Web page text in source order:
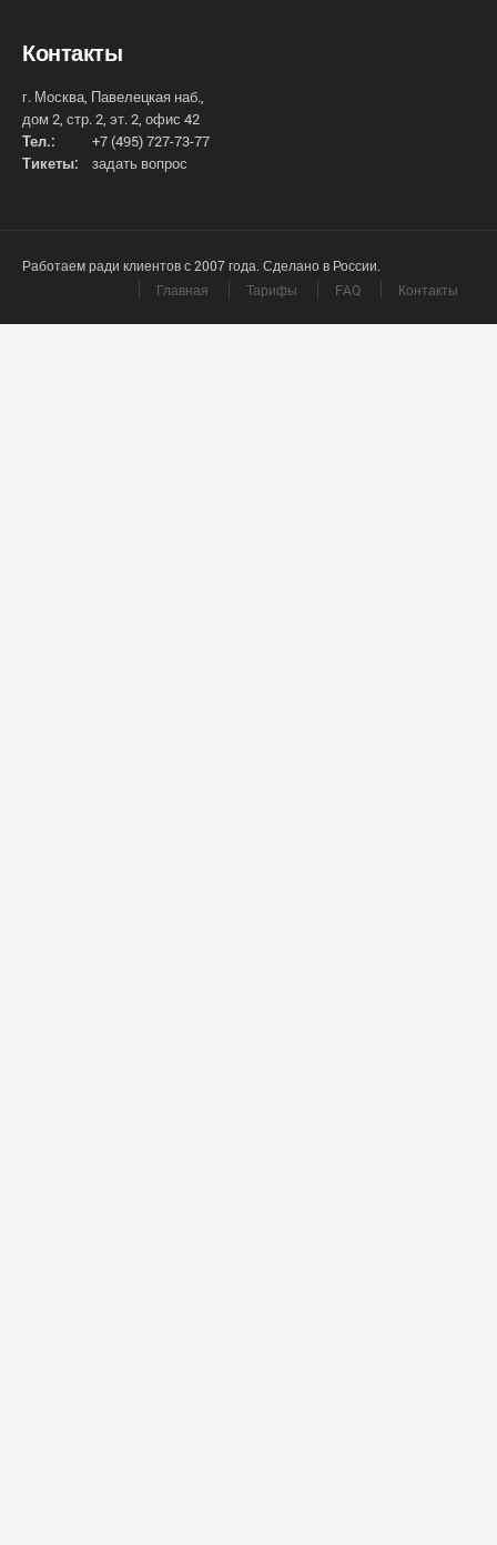
Контакты
г. Москва, Павелецкая наб.,
дом 2, стр. 2, эт. 2, офис 42
Тел.:
+7 (495) 727-73-77
Тикеты:
задать вопрос
Работаем ради клиентов с 2007 года. Сделано в России.
Главная
Тарифы FAQ Контакты